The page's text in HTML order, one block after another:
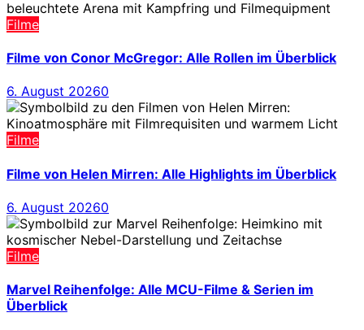
Filme
Filme von Conor McGregor: Alle Rollen im Überblick
6. August 20260
Filme
Filme von Helen Mirren: Alle Highlights im Überblick
6. August 20260
Filme
Marvel Reihenfolge: Alle MCU-Filme & Serien im
Überblick